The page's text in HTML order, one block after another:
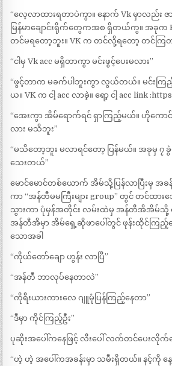
“လေ့လာထားရတာပဲကွာ။ နောက် Vk မှာလည်း
မြန်မာချောင်းရိုက်တွေကအစ ရှိတယ်ကွ။ အခုက
တင်မရတော့ဘူး။ VK က တင်လို့ရတော့ တင်က
“ငါမှ Vk acc မရှိတာကွာ မင်းဖွင့်ပေးမလား”
“ဖွင့်တာက မခက်ပါဘူးကွာ လွယ်တယ်။ မင်းကြည့်ဖို့
ယ။ VK က ငါ့ acc လာခဲ့။ ရော့ ငါ့ acc link
“အေးကွာ အိမ်ရောက်ရင် ရှာကြည့်မယ်။ ဟိုကေ
လား မသိဘူး”
“မသိတော့ဘူး မလာရင်တော့ ပြန်မယ်။ အခုမှ ၇
သေးတယ်”
မောင်မောင်တစ်ယောက် အိမ်သို့ပြန်လာပြီးမှ အခ
ကာ “အန်တီမမကြီးများ group” တွင် တင်ထား
သွားကာ ပုံမှန်အတိုင်း လမ်းထဲမှ အန်တီအိအိမ်
အန်တီအိမှာ အိမ်ရှေ့ဆိုဖာပေါ်တွင် ဖုန်းထိုင်ကြည့်နေ
သောအခါ
“ကိုယ်တော်ချော ဟွန်း လာပြီ”
“အန်တီ ဘာလုပ်နေတာလဲ”
“ကိုရီးယားကားလေ ဂျူမုံပြန်ကြည့်နေတာ”
“ဒီမှာ ကိုင်ကြည့်ဦး”
ပုဆိုးအပေါ်ကနေဖြင့် လီးပေါ် လက်တင်ပေးလိုက်
“ဟဲ့ ဟဲ့ အပေါ်ကအခန်းမှာ သမီးရှိတယ်။ နင့်ကို နေ့